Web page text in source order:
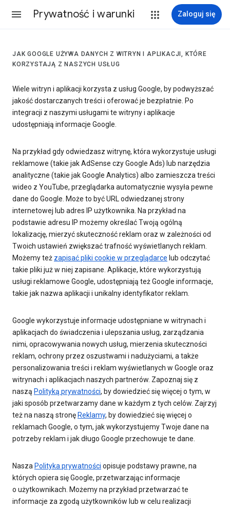
Prywatność i warunki Zaloguj się
JAK GOOGLE UŻYWA DANYCH Z WITRYN I APLIKACJI, KTÓRE
KORZYSTAJĄ Z NASZYCH USŁUG
Wiele witryn i aplikacji korzysta z usług Google, by podwyższać
jakość dostarczanych treści i oferować je bezpłatnie. Po
integracji z naszymi usługami te witryny i aplikacje
udostępniają informacje Google.
Na przykład gdy odwiedzasz witrynę, która wykorzystuje usługi
reklamowe (takie jak AdSense czy Google Ads) lub narzędzia
analityczne (takie jak Google Analytics) albo zamieszcza treści
wideo z YouTube, przeglądarka automatycznie wysyła pewne
dane do Google. Może to być URL odwiedzanej strony
internetowej lub adres IP użytkownika. Na przykład na
podstawie adresu IP możemy określać Twoją ogólną
lokalizację, mierzyć skuteczność reklam oraz w zależności od
Twoich ustawień zwiększać trafność wyświetlanych reklam.
Możemy też zapisać pliki cookie w przeglądarce lub odczytać
takie pliki już w niej zapisane. Aplikacje, które wykorzystują
usługi reklamowe Google, udostępniają też Google informacje,
takie jak nazwa aplikacji i unikalny identyfikator reklam.
Google wykorzystuje informacje udostępniane w witrynach i
aplikacjach do świadczenia i ulepszania usług, zarządzania
nimi, opracowywania nowych usług, mierzenia skuteczności
reklam, ochrony przez oszustwami i nadużyciami, a także
personalizowania treści i reklam wyświetlanych w Google oraz
witrynach i aplikacjach naszych partnerów. Zapoznaj się z
naszą Polityką prywatności, by dowiedzieć się więcej o tym, w
jaki sposób przetwarzamy dane w każdym z tych celów. Zajrzyj
też na naszą stronę Reklamy, by dowiedzieć się więcej o
reklamach Google, o tym, jak wykorzystujemy Twoje dane na
potrzeby reklam i jak długo Google przechowuje te dane.
Nasza Polityka prywatności opisuje podstawy prawne, na
których opiera się Google, przetwarzając informacje
o użytkownikach. Możemy na przykład przetwarzać te
informacje za zgodą użytkowników lub w celu realizacji